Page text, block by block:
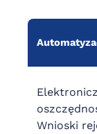
Wnioski